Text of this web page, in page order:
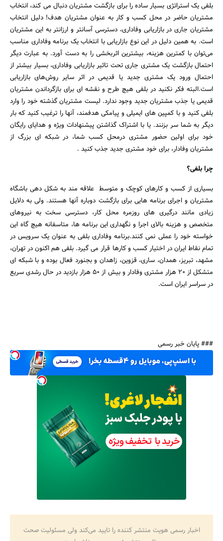
بلفی یک استراتژی بسیار ساده را برای بازگشت مشتریان دنبال می کند، انتخاب
مشتریان حاضر در محل کسب و کار به عنوان مشتریان هدف! دلیل انتخاب
مشتریان جاری در بازاریابی وفاداری، دسترسی آسانتر و ارزانتر به این مشتریان
است. به همین دلیل در این نوع بازاریابی با انتخاب یک برنامه وفاداری مناسب
می‌توان با کمترین هزینه، بیشترین اثربخشی را به دست آورد. به عبارت دیگر
احتمال بازگشت یک مشتری جاری تحت تاثیر بازاریابی وفاداری، بسیار بیشتر از
احتمال ورود یک مشتری جدید یا قدیمی در اثر سایر روش‌های بازاریابی
است.البته فکر نکنید در بلفی هیچ طرح و نقشه‌ ای برای بازگرداندن مشتریان
قدیمی یا جذب مشتریان جدید وجود ندارد. لیست مشتریان گذشته خود را وارد
بلفی کنید و با کمپین های ایمیلی و پیامکی هدفمند، آنها را ترغیب کنید که بار
دیگر به شما سر بزنند. یا با اشتراک گذاشتن پیشنهادات ویژه و هدایای رایگان
خود برای اولین حضور مشتری درمحل کسب شما، در شبکه ای بزرگ از
مشتریان وفادار، برای خود مشتری جدید جذب کنید .
چرا بلفی؟
بسیاری از کسب و کارهای کوچک و متوسط علاقه مند به شکل دهی باشگاه
مشتریان و اجرای برنامه هایی برای بازگشت دوباره آنها هستند. ولی به دلایل
زیادی مانند درگیری های روزمره محل کار، دسترسی سخت به نیروهای
متخصص و هزینه بالای اجرا و نگهداری این برنامه ها، متاسفانه هیچ گاه این
خواسته خود را عملی نمی کنند.برنامه وفاداری بلفی به عنوان یک سرویس در
تمام نقاط ایران در اختیار کسب و کارها قرار می گیرد. بلفی هم اکنون در تهران،
مشهد، تبریز، همدان، ساری، قزوین، زاهدان و بجنورد فعال بوده و با شبکه ای
متشکل از 20 هزار مشتری وفادار و بیش از 50 هزار بازدید در حال رشدی سریع
در سراسر ایران است.
### پایان خبر رسمی
اخبار رسمی هویت منتشر کننده را تایید می‌کند ولی مسئولیت صحت